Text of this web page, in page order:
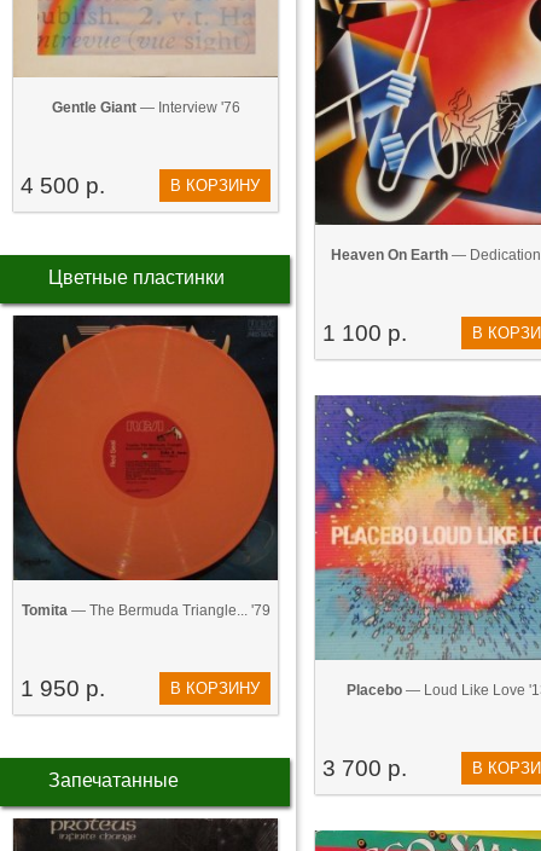
Gentle Giant— Interview '76
4 500 р. В КОРЗИНУ
Цветные пластинки
Tomita— The Bermuda Triangle... '79
1 950 р. В КОРЗИНУ
Запечатанные
Heaven On Earth —
1 100 р. В
Placebo — Loud Like Love
3 700 р. В